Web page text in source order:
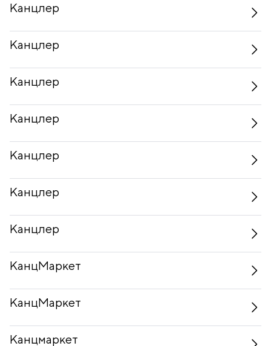
Канцлер
Канцлер
Канцлер
Канцлер
Канцлер
Канцлер
Канцлер
КанцМаркет
КанцМаркет
Канцмаркет